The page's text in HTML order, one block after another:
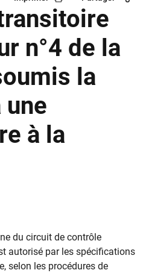
n°4 de la
la
une
à la
du circuit de contrôle
autorisé par les spécifications
selon les procédures de